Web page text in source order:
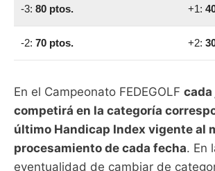
-3:80 ptos. +1:
-2:70 ptos. +2:
En el Campeonato FEDEGOLF
competirá en la categoría
último Handicap Index vigente al
procesamiento de cada fecha. En
eventualidad de cambiar de